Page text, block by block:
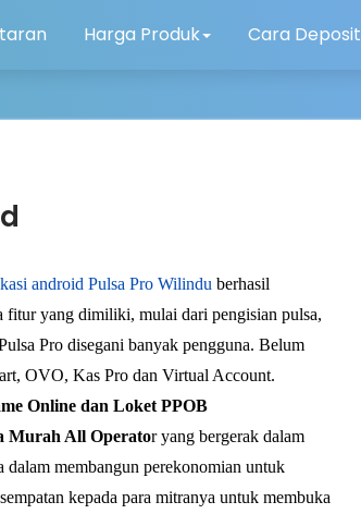
Harga Produk Cara Deposit
android Pulsa Pro Wilindu berhasil
fitur yang dimiliki, mulai dari pengisian pulsa,
Pro disegani banyak pengguna. Belum
OVO, Kas Pro dan Virtual Account.
Online dan Loket PPOB
Murah All Operator yang bergerak dalam
dalam membangun perekonomian untuk
kepada para mitranya untuk membuka